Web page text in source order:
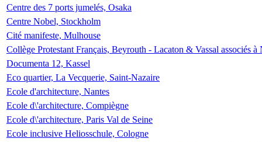
Centre des 7 ports jumelés, Osaka
Centre Nobel, Stockholm
Cité manifeste, Mulhouse
Collège Protestant Français, Beyrouth - Lacaton & Vassal associés
Documenta 12, Kassel
Eco quartier, La Vecquerie, Saint-Nazaire
Ecole d'architecture, Nantes
Ecole d\'architecture, Compiègne
Ecole d\'architecture, Paris Val de Seine
Ecole inclusive Heliosschule, Cologne